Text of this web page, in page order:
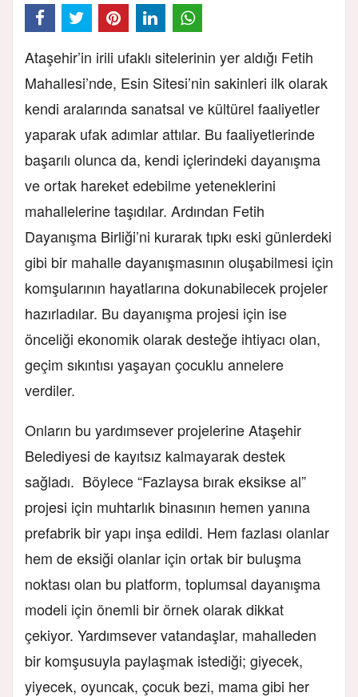
Ataşehir’in irili ufaklı sitelerinin yer aldığı Fetih
Mahallesi’nde, Esin Sitesi’nin sakinleri ilk olarak
kendi aralarında sanatsal ve kültürel faaliyetler
yaparak ufak adımlar attılar. Bu faaliyetlerinde
başarılı olunca da, kendi içlerindeki dayanışma
ve ortak hareket edebilme yeteneklerini
mahallelerine taşıdılar. Ardından Fetih
Dayanışma Birliği’ni kurarak tıpkı eski günlerdeki
gibi bir mahalle dayanışmasının oluşabilmesi için
komşularının hayatlarına dokunabilecek projeler
hazırladılar. Bu dayanışma projesi için ise
önceliği ekonomik olarak desteğe ihtiyacı olan,
geçim sıkıntısı yaşayan çocuklu annelere
verdiler.
Onların bu yardımsever projelerine Ataşehir
Belediyesi de kayıtsız kalmayarak destek
sağladı. Böylece “Fazlaysa bırak eksikse al”
projesi için muhtarlık binasının hemen yanına
prefabrik bir yapı inşa edildi. Hem fazlası olanlar
hem de eksiği olanlar için ortak bir buluşma
noktası olan bu platform, toplumsal dayanışma
modeli için önemli bir örnek olarak dikkat
çekiyor. Yardımsever vatandaşlar, mahalleden
bir komşusuyla paylaşmak istediği; giyecek,
yiyecek, oyuncak, çocuk bezi, mama gibi her